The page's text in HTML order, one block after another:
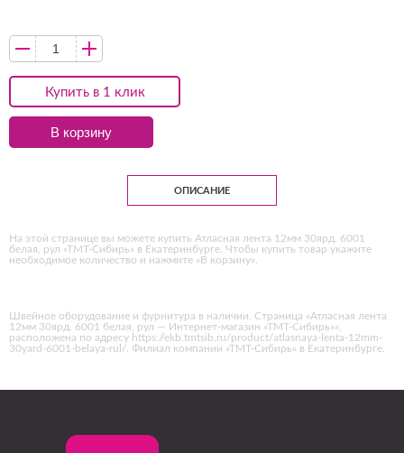
Купить в 1 клик
В корзину
ОПИСАНИЕ
На этой странице вы можете купить Атласная лента 12мм 30ярд. 6001
белая, рул «ТМТ-Сибирь» в Екатеринбурге. Чтобы купить товар укажите
необходимое количество и нажмите «В корзину».
Швейное оборудование и фурнитура в наличии. Страница «Атласная лента
12мм 30ярд. 6001 белая, рул — Интернет-магазин «ТМТ-Сибирь»»,
расположена по адресу https://ekb.tmtsib.ru/product/atlasnaya-lenta-12mm-
30yard-6001-belaya-rul/. Филиал компании «ТМТ-Сибирь» в Екатеринбурге.